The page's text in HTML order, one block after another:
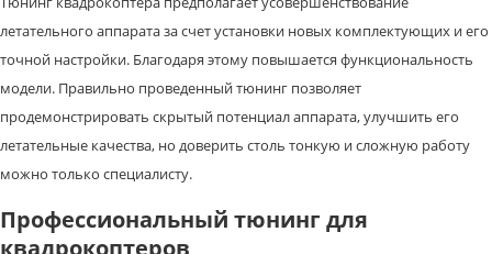
летательного аппарата за счет установки новых комплектующих и его
точной настройки. Благодаря этому повышается функциональность
модели. Правильно проведенный тюнинг позволяет
продемонстрировать скрытый потенциал аппарата, улучшить его
летательные качества, но доверить столь тонкую и сложную работу
можно только специалисту.
Профессиональный тюнинг для